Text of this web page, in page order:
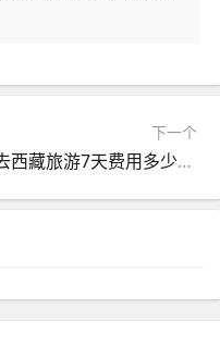
下一个
去西藏旅游7天费用多少？9月份2个人去西藏旅游攻略？